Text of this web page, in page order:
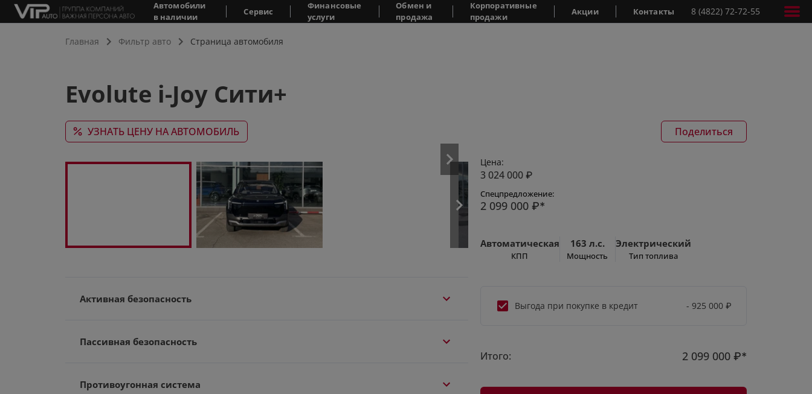
Автомобили
в наличии
Сервис
Финансовые
услуги
Обмен и
продажа
Корпоративные
продажи
Акции Контакты 8 (4822) 72-72-55
Главная Фильтр авто Страница автомобиля
Evolute i-Joy Сити+
УЗНАТЬ ЦЕНУ НА АВТОМОБИЛЬ Поделиться
Активная безопасность
Пассивная безопасность
Противоугонная система
Цена:
3 024 000 ₽
Спецпредложение:
2 099 000 ₽*
Автоматическая
КПП
163 л.с.
Мощность
Электрический
Тип топлива
Выгода при покупке в кредит - 925 000 ₽
Итого: 2 099 000 ₽*